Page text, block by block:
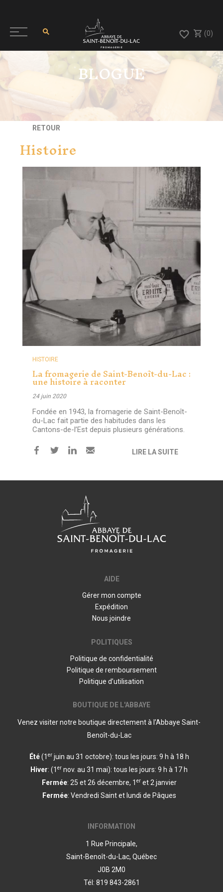
(0)
BLOGUE
RETOUR
Histoire
HISTOIRE
La fromagerie de Saint-Benoît-du-Lac :
une histoire à raconter
24 juin 2020
Fondée en 1943, la fromagerie de Saint-Benoît-
du-Lac fait partie des habitudes dans les
Cantons-de-l’Est depuis plusieurs générations.
LIRE LA SUITE
AIDE
Gérer mon compte
Expédition
Nous joindre
POLITIQUES
Politique de confidentialité
Politique de remboursement
Politique d’utilisation
BOUTIQUE DE L'ABBAYE
Venez visiter notre boutique directement à l’Abbaye Saint-
Benoît-du-Lac
Été(1 er juin au 31 octobre): tous les jours: 9 h à 18 h
Hiver: (1 er nov. au 31 mai): tous les jours: 9 h à 17 h
Fermée: 25 et 26 décembre, 1 eret 2 janvier
Fermée: Vendredi Saint et lundi de Pâques
INFORMATION
1 Rue Principale,
Saint-Benoît-du-Lac, Québec
J0B 2M0
Tél: 819 843-2861